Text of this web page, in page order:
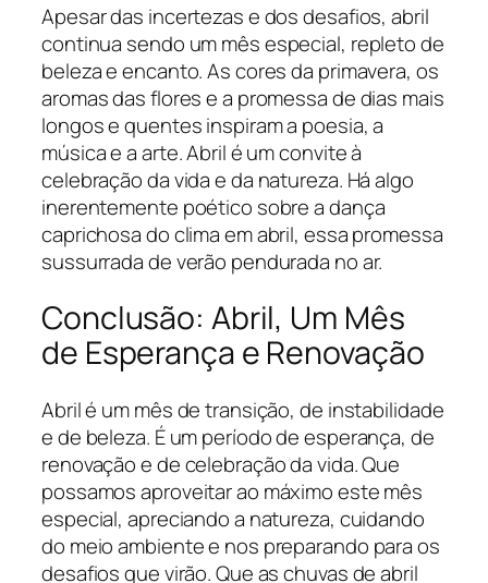
Apesar das incertezas e dos desafios, abril
continua sendo um mês especial, repleto de
beleza e encanto. As cores da primavera, os
aromas das flores e a promessa de dias mais
longos e quentes inspiram a poesia, a
música e a arte. Abril é um convite à
celebração da vida e da natureza. Há algo
inerentemente poético sobre a dança
caprichosa do clima em abril, essa promessa
sussurrada de verão pendurada no ar.
Conclusão: Abril, Um Mês
de Esperança e Renovação
Abril é um mês de transição, de instabilidade
e de beleza. É um período de esperança, de
renovação e de celebração da vida. Que
possamos aproveitar ao máximo este mês
especial, apreciando a natureza, cuidando
do meio ambiente e nos preparando para os
desafios que virão. Que as chuvas de abril